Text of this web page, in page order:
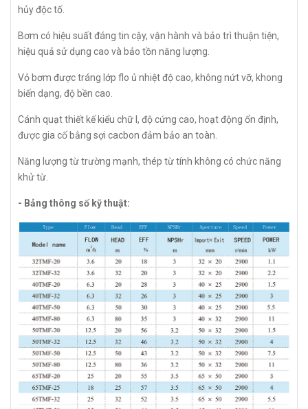
hủy độc tố.
Bơm có hiệu suất đáng tin cậy, vận hành và bảo trì thuận tiện,
hiệu quả sử dụng cao và bảo tồn năng lượng.
Vỏ bơm được tráng lớp flo ủ nhiệt độ cao, không nứt vỡ, khong
biến dạng, độ bền cao.
Cánh quạt thiết kế kiểu chữ I, độ cứng cao, hoạt động ổn định,
được gia cố bằng sợi cacbon đảm bảo an toàn.
Năng lượng từ trường mạnh, thép từ tính không có chức năng
khử từ.
- Bảng thông số kỹ thuật: